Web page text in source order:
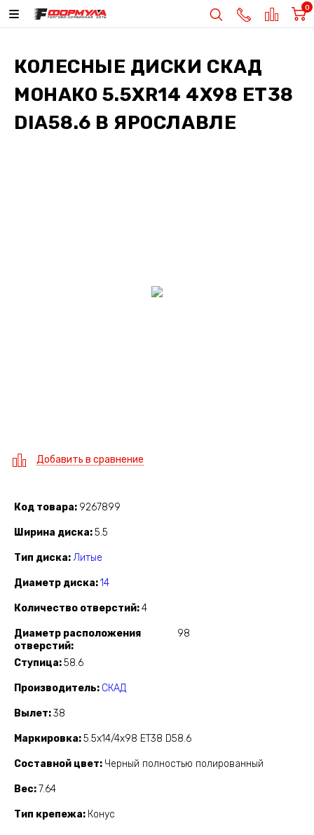
0
КОЛЕСНЫЕ ДИСКИ СКАД
МОНАКО 5.5XR14 4X98 ET38
DIA58.6 В ЯРОСЛАВЛЕ
Добавить в сравнение
Код товара 9267899
Ширина диска 5.5
Тип диска Литые
Диаметр диска 14
Количество отверстий 4
Диаметр расположения
отверстий
98
Ступица 58.6
Производитель СКАД
Вылет 38
Маркировка 5.5x14/4x98 ET38 D58.6
Составной цвет Черный полностью полированный
Вес 7.64
Тип крепежа Конус